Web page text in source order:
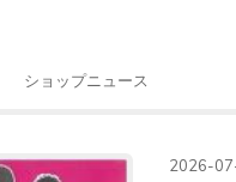
ショップニュース
2026-